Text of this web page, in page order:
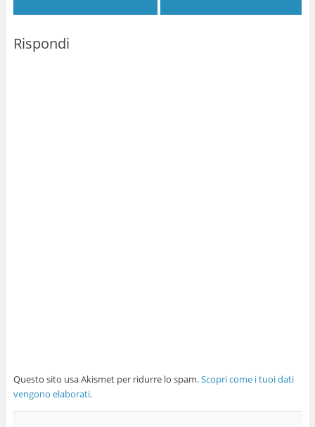
Rispondi
Questo sito usa Akismet per ridurre lo spam.Scopri come i tuoi dati
vengono elaborati.